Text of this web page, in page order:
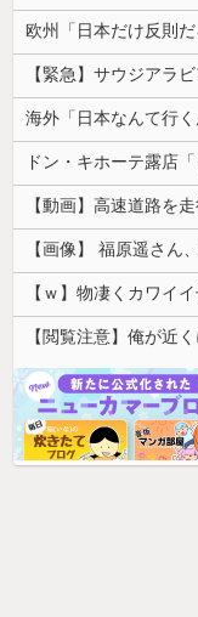
【画像】 福原遥さん
【ｗ】物凄くカワイ
【閲覧注意】俺が近